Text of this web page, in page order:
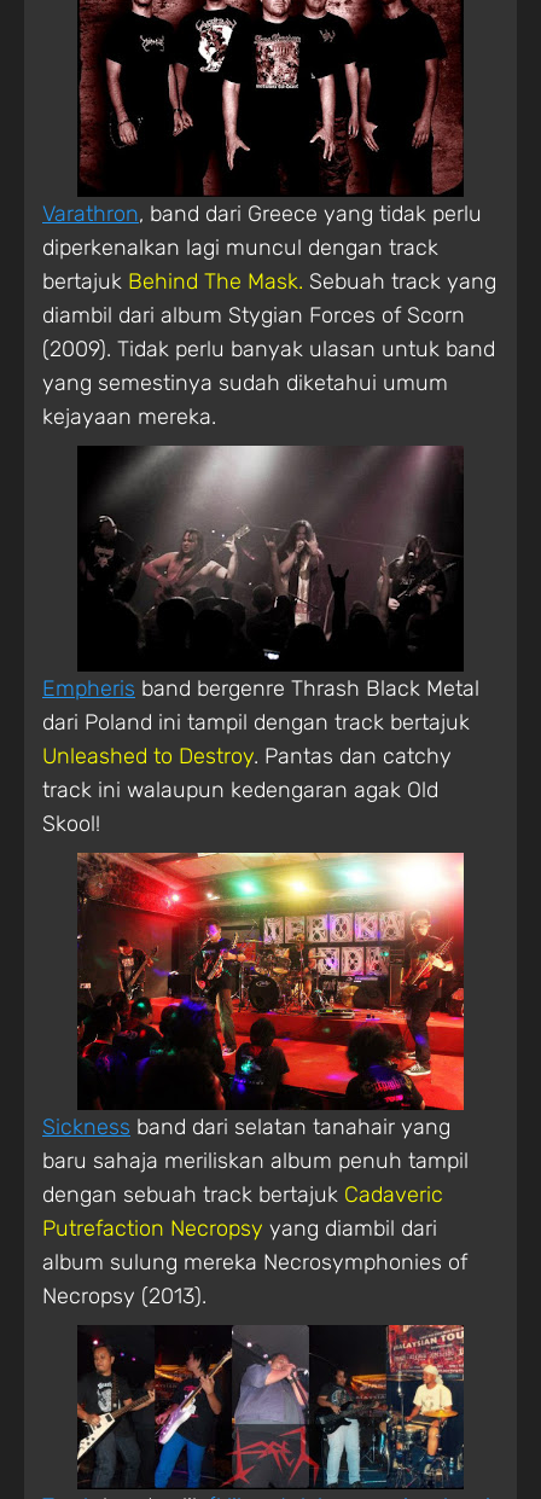
Varathron, band dari Greece yang tidak perlu
diperkenalkan lagi muncul dengan track
bertajuk Behind The Mask. Sebuah track yang
diambil dari album Stygian Forces of Scorn
(2009). Tidak perlu banyak ulasan untuk band
yang semestinya sudah diketahui umum
kejayaan mereka.
Empheris band bergenre Thrash Black Metal
dari Poland ini tampil dengan track bertajuk
Unleashed to Destroy. Pantas dan catchy
track ini walaupun kedengaran agak Old
Skool!
Sickness band dari selatan tanahair yang
baru sahaja meriliskan album penuh tampil
dengan sebuah track bertajuk Cadaveric
Putrefaction Necropsy yang diambil dari
album sulung mereka Necrosymphonies of
Necropsy (2013).